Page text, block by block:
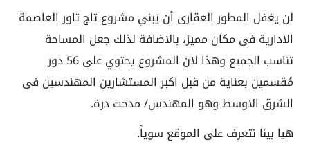
لن يغفل المطور العقارى أن يَبني مشروع تاج تاور العاصمة
الادارية فى مكان مميز، بالاضافة لذلك جعل المساحة
تناسب الجميع وهذا لان المشروع يحتوي على 56 دور
مُقسمين بعناية من قبل اكبر المستشارين المهندسين فى
الشرق الاوسط وهو المهندس/ مدحت درة.
هيا بينا نتعرف على الموقع سوياً.